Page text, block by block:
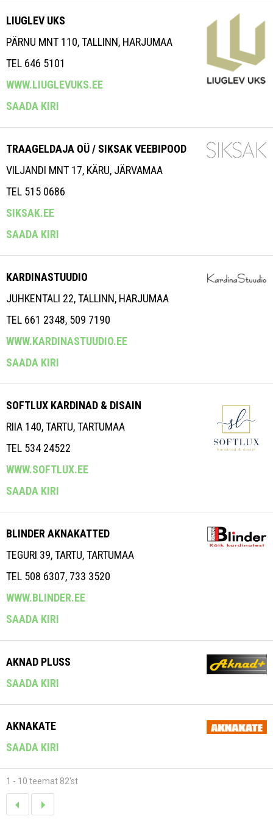
LIUGLEV UKS
PÄRNU MNT 110, TALLINN, HARJUMAA
TEL 646 5101
WWW.LIUGLEVUKS.EE
SAADA KIRI
TRAAGELDAJA OÜ / SIKSAK VEEBIPOOD
VILJANDI MNT 17, KÄRU, JÄRVAMAA
TEL 515 0686
SIKSAK.EE
SAADA KIRI
KARDINASTUUDIO
JUHKENTALI 22, TALLINN, HARJUMAA
TEL 661 2348, 509 7190
WWW.KARDINASTUUDIO.EE
SAADA KIRI
SOFTLUX KARDINAD & DISAIN
RIIA 140, TARTU, TARTUMAA
TEL 534 24522
WWW.SOFTLUX.EE
SAADA KIRI
BLINDER AKNAKATTED
TEGURI 39, TARTU, TARTUMAA
TEL 508 6307, 733 3520
WWW.BLINDER.EE
SAADA KIRI
AKNAD PLUSS
SAADA KIRI
AKNAKATE
SAADA KIRI
1 - 10 teemat 82'st